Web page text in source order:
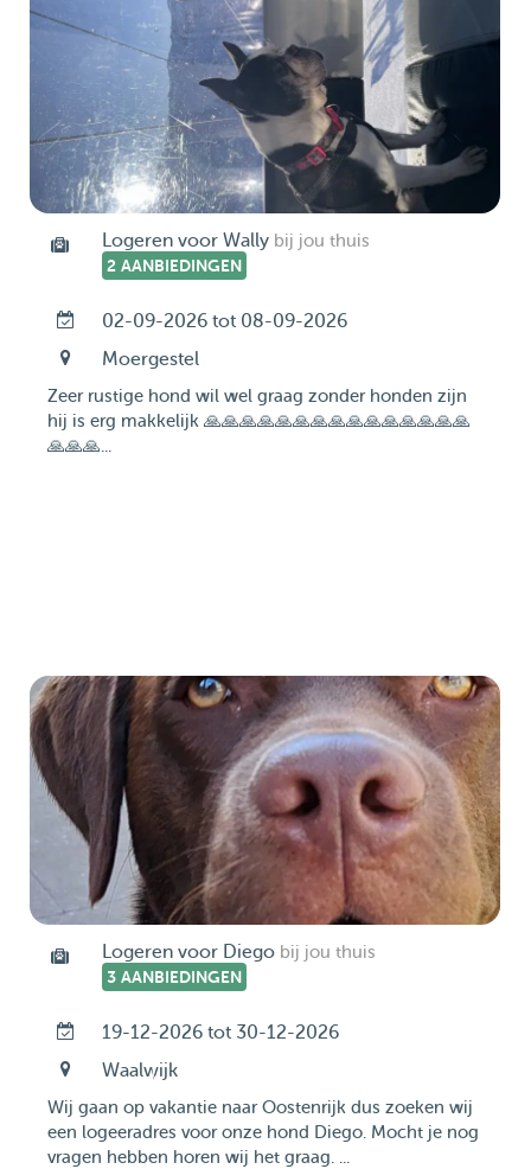
Logeren voor Wally bij jou thuis
2 AANBIEDINGEN
02-09-2026 tot 08-09-2026
Moergestel
Zeer rustige hond wil wel graag zonder honden zijn
hij is erg makkelijk 🙏🙏🙏🙏🙏🙏🙏🙏🙏🙏🙏🙏🙏🙏🙏
🙏🙏🙏...
Logeren voor Diego bij jou thuis
3 AANBIEDINGEN
19-12-2026 tot 30-12-2026
Waalwijk
Wij gaan op vakantie naar Oostenrijk dus zoeken wij
een logeeradres voor onze hond Diego. Mocht je nog
vragen hebben horen wij het graag. ...